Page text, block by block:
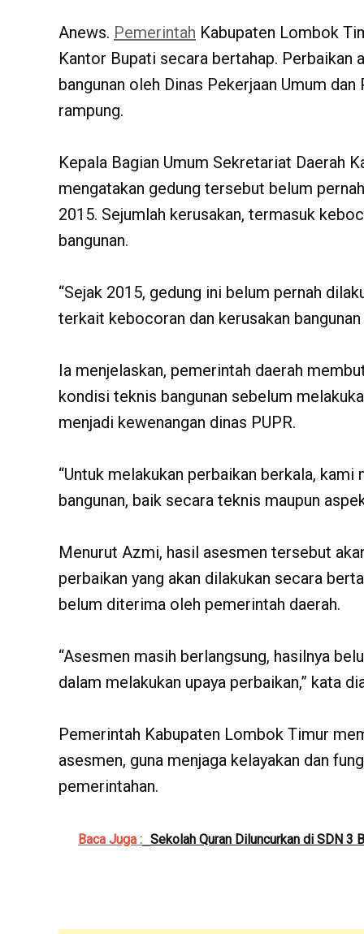
Anews. Pemerintah Kabupaten Lombok
Kantor Bupati secara bertahap. Perbaikan
bangunan oleh Dinas Pekerjaan Umum
rampung.
‎Kepala Bagian Umum Sekretariat Daerah
mengatakan gedung tersebut belum
2015. Sejumlah kerusakan, termasuk
bangunan.
‎“Sejak 2015, gedung ini belum pernah
terkait kebocoran dan kerusakan
‎Ia menjelaskan, pemerintah daerah
kondisi teknis bangunan sebelum
menjadi kewenangan dinas PUPR.
‎“Untuk melakukan perbaikan berkala,
bangunan, baik secara teknis maupun
‎Menurut Azmi, hasil asesmen tersebut
perbaikan yang akan dilakukan secara
belum diterima oleh pemerintah daerah.
‎“Asesmen masih berlangsung, hasilnya
dalam melakukan upaya perbaikan,” kata
‎Pemerintah Kabupaten Lombok Timur
asesmen, guna menjaga kelayakan dan
pemerintahan.
Baca Juga : Sekolah Quran Diluncurkan di SDN 3